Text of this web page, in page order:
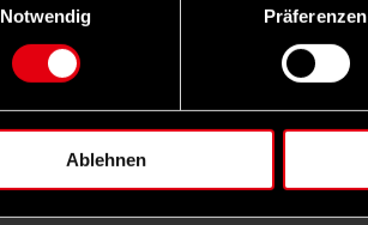
Notwendig
Präferenzen
Ablehnen